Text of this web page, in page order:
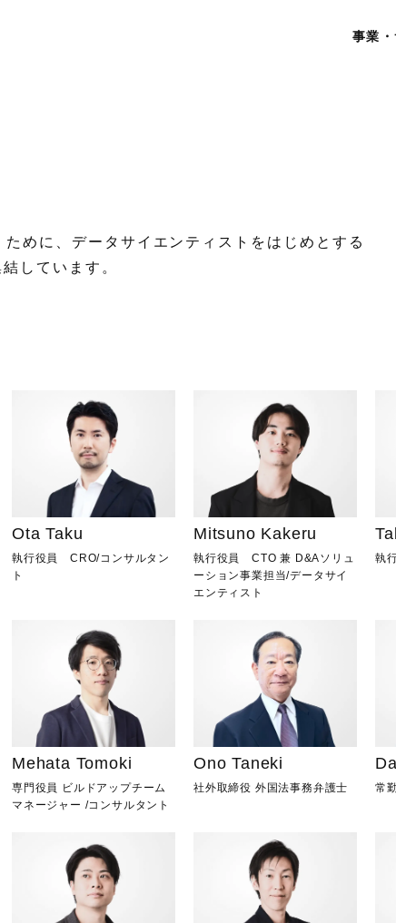
事業
めに、データサイエンティストをはじめとする
しています。
Ota Taku
執行役員 CRO/コンサルタン
ト
Mitsuno Kakeru
執行役員 CTO 兼 D&Aソリュ
ーション事業担当/データサイ
エンティスト
執
Mehata Tomoki
専門役員 ビルドアップチーム
マネージャー /コンサルタント
Ono Taneki
社外取締役 外国法事務弁護士 常